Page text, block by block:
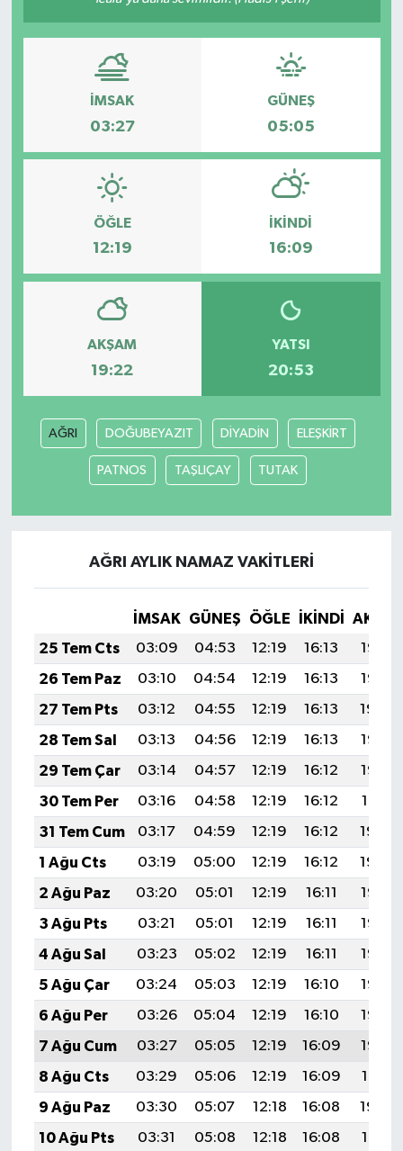
İMSAK
03:27
GÜNEŞ
05:05
ÖĞLE
12:19
İKINDI
16:09
AKŞAM
19:22
YATSI
20:53
AĞRI DOĞUBEYAZIT DİYADİN ELEŞKİRT
PATNOS TAŞLIÇAY TUTAK
AĞRI AYLIK NAMAZ VAKITLERI
İMSAK GÜNEŞ ÖĞLE İKINDI
25 Tem Cts
03:09 04:53 12:19 16:13
19:35
26 Tem Paz
03:10 04:54 12:19 16:13
19:35
27 Tem Pts
03:12 04:55 12:19 16:13
19:34
28 Tem Sal
03:13 04:56 12:19 16:13
19:33
29 Tem Çar
03:14 04:57 12:19 16:12
19:32
30 Tem Per
03:16 04:58 12:19 16:12
19:31
31 Tem Cum
03:17 04:59 12:19 16:12
19:30
1 Ağu Cts
03:19 05:00 12:19 16:12
19:29
2 Ağu Paz
03:20 05:01 12:19 16:11
19:28
3 Ağu Pts
03:21 05:01 12:19 16:11
19:27
4 Ağu Sal
03:23 05:02 12:19 16:11
19:26
5 Ağu Çar
03:24 05:03 12:19 16:10
19:25
6 Ağu Per
03:26 05:04 12:19 16:10
19:23
7 Ağu Cum
03:27 05:05 12:19 16:09
19:22
8 Ağu Cts
03:29 05:06 12:19 16:09
19:21
9 Ağu Paz
03:30 05:07 12:18 16:08
19:20
10 Ağu Pts
03:31 05:08 12:18 16:08
19:19